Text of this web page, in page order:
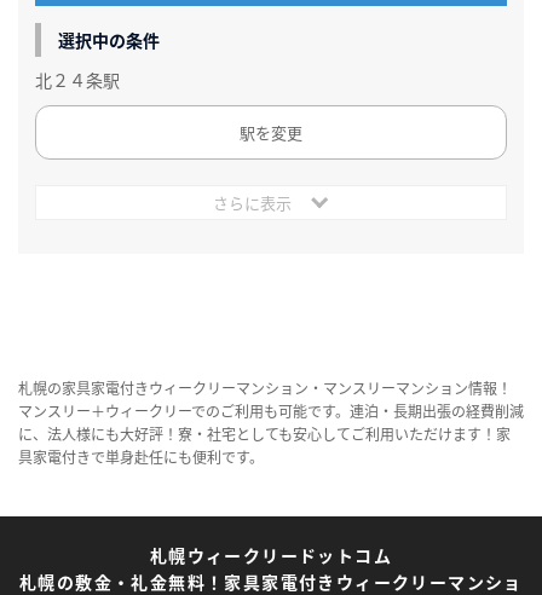
選択中の条件
北２４条駅
駅を変更
さらに表示
札幌の家具家電付きウィークリーマンション・マンスリーマンション情報！
マンスリー＋ウィークリーでのご利用も可能です。連泊・長期出張の経費削減
に、法人様にも大好評！寮・社宅としても安心してご利用いただけます！家
具家電付きで単身赴任にも便利です。
札幌ウィークリードットコム
札幌の敷金・礼金無料！家具家電付きウィークリーマンショ